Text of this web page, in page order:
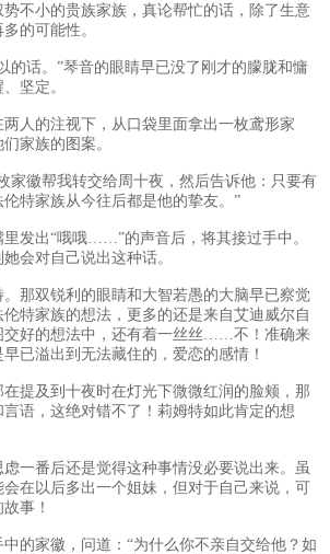
不小的贵族家族，真论帮忙的话，除了生意
的可能性。
话。”琴音的眼睛早已没了刚才的朦胧和慵
坚定。
的注视下，从口袋里面拿出一枚鸢形家
家族的图案。
徽帮我转交给周十夜，然后告诉他：只要有
特家族从今往后都是他的挚友。”
出“哦哦……”的声音后，将其接过手中。
会对自己说出这种话。
双锐利的眼睛和大智若愚的大脑早已察觉
特家族的想法，更多的还是来自艾迪威尔自
交好的想法中，还有着一丝丝……不！准确来
已溢出到无法藏住的，爱恋的感情！
及到十夜时在灯光下微微红润的脸颊，那
语，这绝对错不了！莉姆特如此肯定的想
番后还是觉得这种事情没必要说出来。虽
在以后多出一个姐妹，但对于自己来说，可
事！
家徽，问道：“为什么你不亲自交给他？如